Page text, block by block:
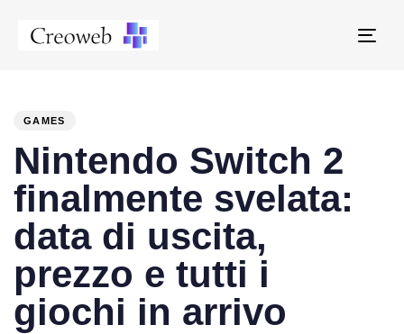
GAMES
Nintendo Switch 2
finalmente svelata:
data di uscita,
prezzo e tutti i
giochi in arrivo